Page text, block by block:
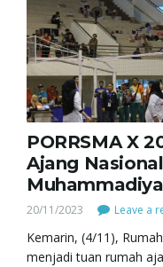
PORRSMA X
Ajang
20/11/2023 Leave a
Kemarin, (4/11),
menjadi tuan rumah